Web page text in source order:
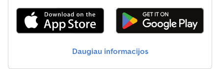
Daugiau informacijos